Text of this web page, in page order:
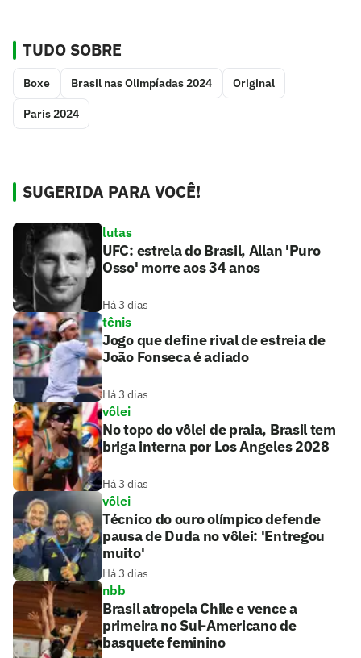
TUDO SOBRE
Boxe Brasil nas Olimpíadas 2024 Original
Paris 2024
SUGERIDA PARA VOCÊ!
lutas
UFC: estrela do Brasil, Allan 'Puro
Osso' morre aos 34 anos
Há 3 dias
tênis
Jogo que define rival de estreia de
João Fonseca é adiado
Há 3 dias
vôlei
No topo do vôlei de praia, Brasil tem
briga interna por Los Angeles 2028
Há 3 dias
vôlei
Técnico do ouro olímpico defende
pausa de Duda no vôlei: 'Entregou
muito'
Há 3 dias
nbb
Brasil atropela Chile e vence a
primeira no Sul-Americano de
basquete feminino